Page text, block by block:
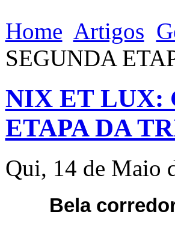
Home Artigos
SEGUNDA
NIX ET LUX:
ETAPA DA
Qui, 14 de Maio
Bela